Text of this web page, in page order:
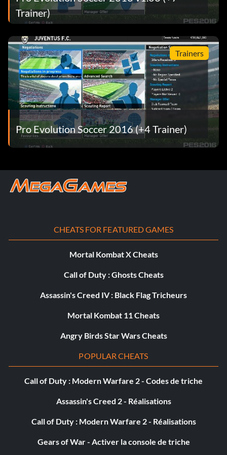
Trainer)
Trainers
Pro Evolution Soccer 2016 (+4 Trainer)
CHEATS FOR FEATURED GAMES
Mortal Kombat X Cheats
Call of Duty : Ghosts Cheats
Assassin's Creed IV : Black Flag Tricheurs
Mortal Kombat 11 Cheats
Angry Birds Star Wars Cheats
POPULAR CHEATS
Call of Duty : Modern Warfare 2 - Codes de triche
Assassin's Creed 2 - Réalisations
Call of Duty : Modern Warfare 2 - Réalisations
Gears of War - Activer la console de triche